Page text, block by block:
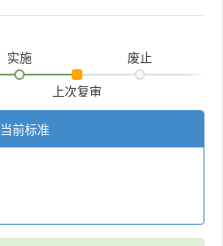
实施
上次复审
废止
当前标准